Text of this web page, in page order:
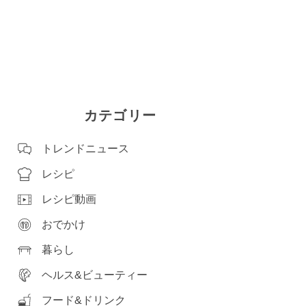
カテゴリー
トレンドニュース
レシピ
レシピ動画
おでかけ
暮らし
ヘルス&ビューティー
フード&ドリンク